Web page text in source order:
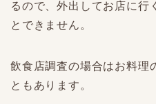
るので、外出してお店に行
とできません。
飲食店調査の場合はお料理
ともあります。